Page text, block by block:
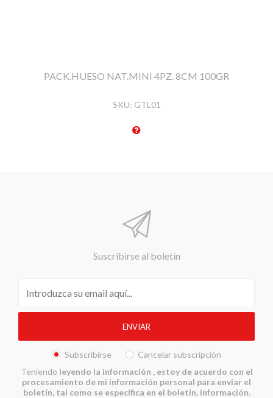
PACK.HUESO NAT.MINI 4PZ. 8CM 100GR
SKU: GTL01
Suscribirse al boletín
Subscribirse
Cancelar subscripción
Teniendo leyendo la información , estoy de acuerdo con el
procesamiento de mi información personal para enviar el
boletín, tal como se especifica en el boletín, información.